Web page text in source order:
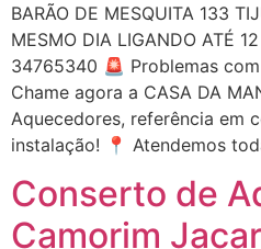
BARÃO DE MESQUITA 133
MESMO DIA LIGANDO ATÉ
34765340 🚨 Problemas
Chame agora a CASA DA
Aquecedores, referência em
instalação! 📍 Atendemos
Conserto de
Camorim